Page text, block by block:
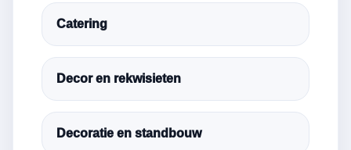
Catering
Decor en rekwisieten
Decoratie en standbouw